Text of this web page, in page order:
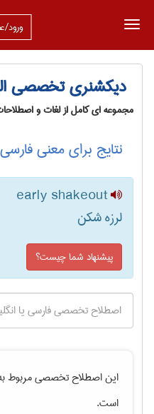
دیکشنری تخصصی
مجموعه ای کامل از لغات و
نتایج برای معنی فارسی early shakeout
early shakeout
لرزه شکن
پیشنهاد شما چیست؟
این اصطلاح تخصصی مربوط
است.